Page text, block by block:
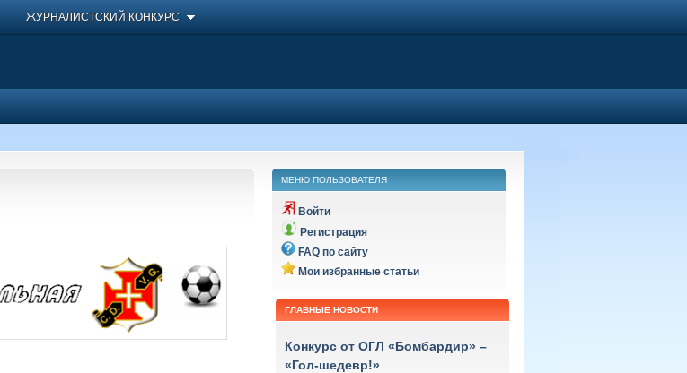
ЖУРНАЛИСТСКИЙ КОНКУРС
МЕНЮ ПОЛЬЗОВАТЕЛЯ
Войти
Регистрация
FAQ по сайту
Мои избранные статьи
ГЛАВНЫЕ НОВОСТИ
Конкурс от ОГЛ «Бомбардир» –
«Гол-шедевр!»